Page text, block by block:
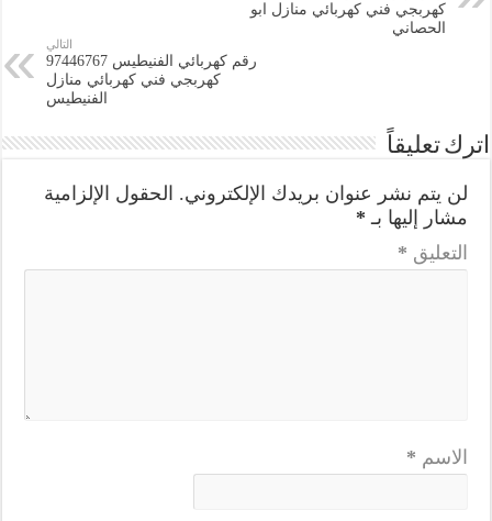
كهربجي فني كهربائي منازل ابو
الحصاني
التالي
رقم كهربائي الفنيطيس 97446767‬
كهربجي فني كهربائي منازل
الفنيطيس
اترك تعليقاً
لن يتم نشر عنوان بريدك الإلكتروني. الحقول الإلزامية
مشار إليها بـ *
التعليق *
الاسم *